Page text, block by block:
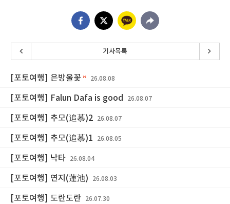
기사목록
[포토여행] 은방울꽃 26.08.08
[포토여행] Falun Dafa is good 26.08.07
[포토여행] 추모(追慕)2 26.08.07
[포토여행] 추모(追慕)1 26.08.05
[포토여행] 낙타 26.08.04
[포토여행] 연지(蓮池) 26.08.03
[포토여행] 도란도란 26.07.30